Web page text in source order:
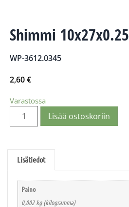
Shimmi 10x27x0.25
WP-3612.0345
2,60€
Varastossa
Lisää ostoskoriin
Lisätiedot
Paino
0,002 kg (kilogramma)